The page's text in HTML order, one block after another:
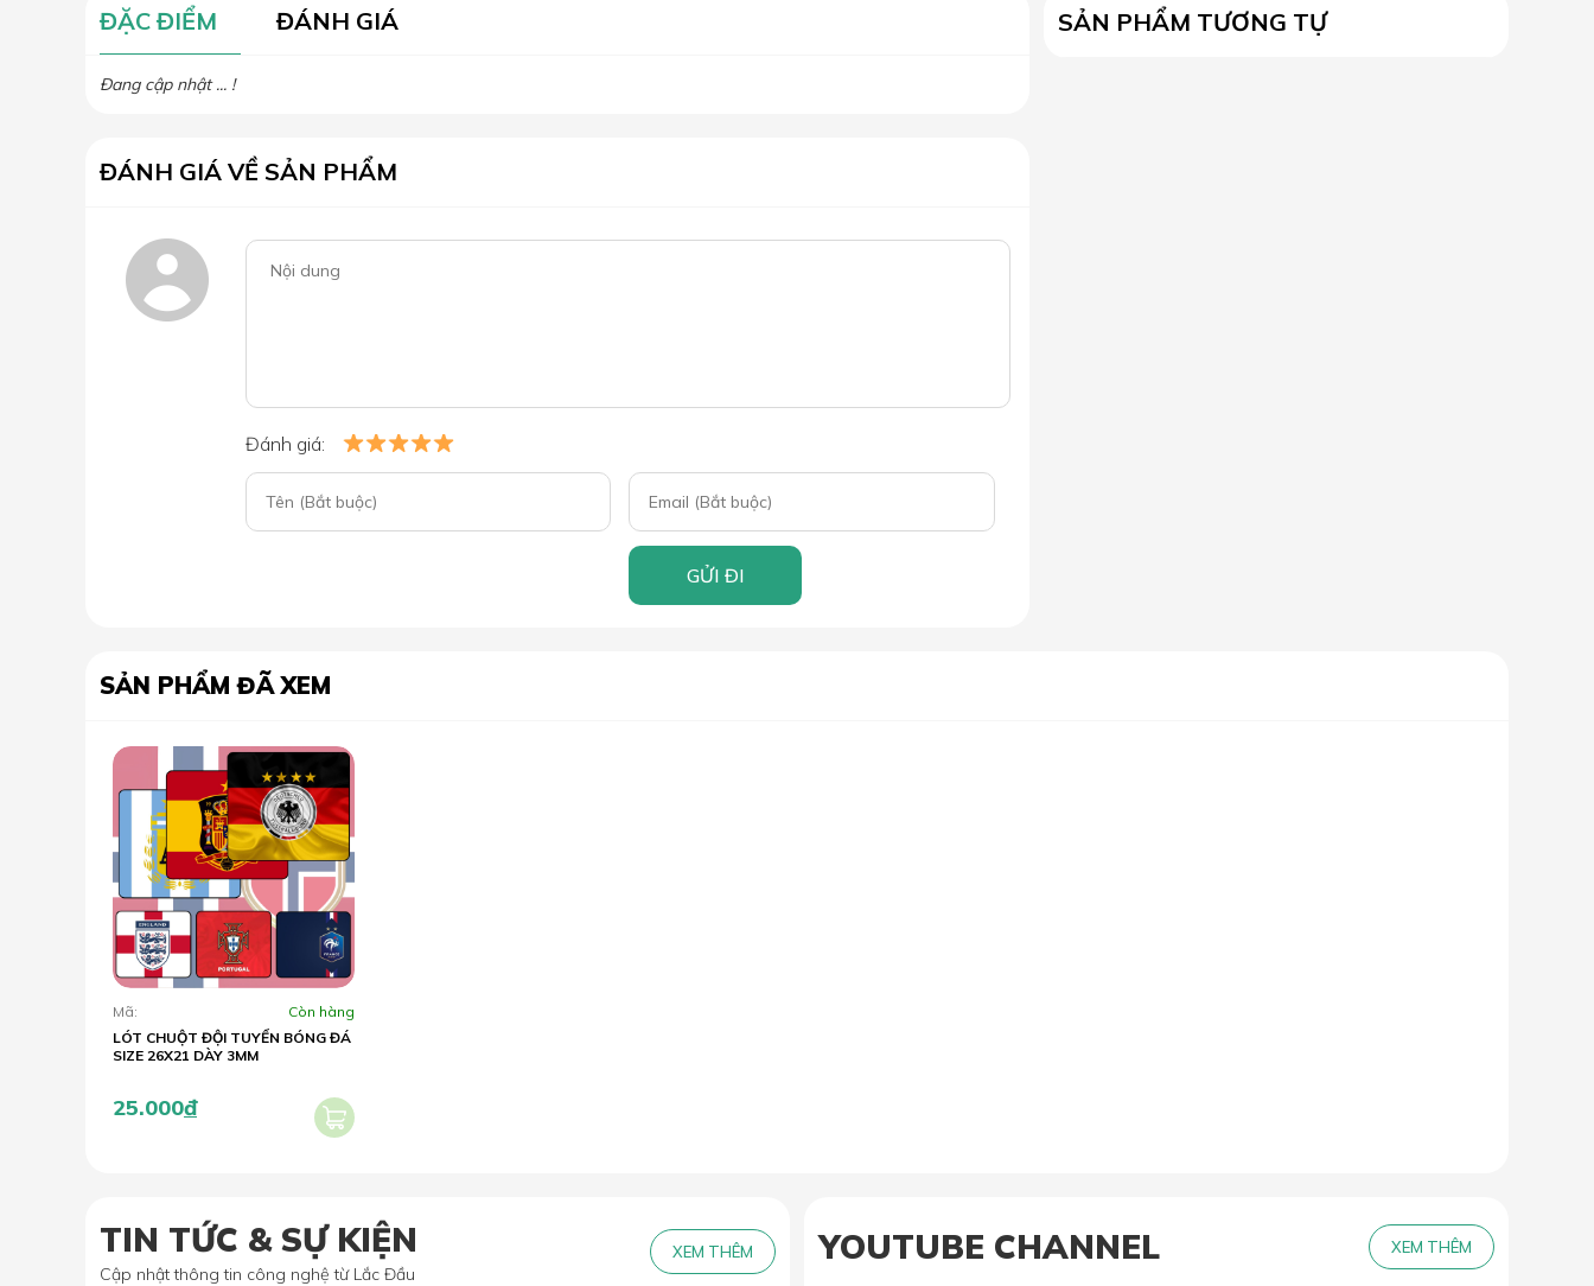
ĐẶC ĐIỂM ĐÁNH GIÁ
Đang cập nhật ... !
ĐÁNH GIÁ VỀ SẢN PHẨM
Đánh giá:
GỬI ĐI
SẢN PHẨM TƯƠNG TỰ
SẢN PHẨM ĐÃ XEM
Mã:
Còn hàng
LÓT CHUỘT ĐỘI TUYỂN BÓNG ĐÁ
SIZE 26X21 DÀY 3MM
25.000đ
TIN TỨC & SỰ KIỆN
Cập nhật thông tin công nghệ từ Lắc Đầu
XEM THÊM YOUTUBE CHANNEL XEM THÊM